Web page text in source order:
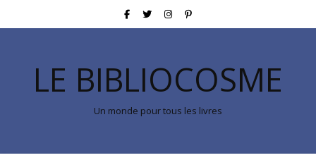
LE BIBLIOCOSME
Un monde pour tous les livres